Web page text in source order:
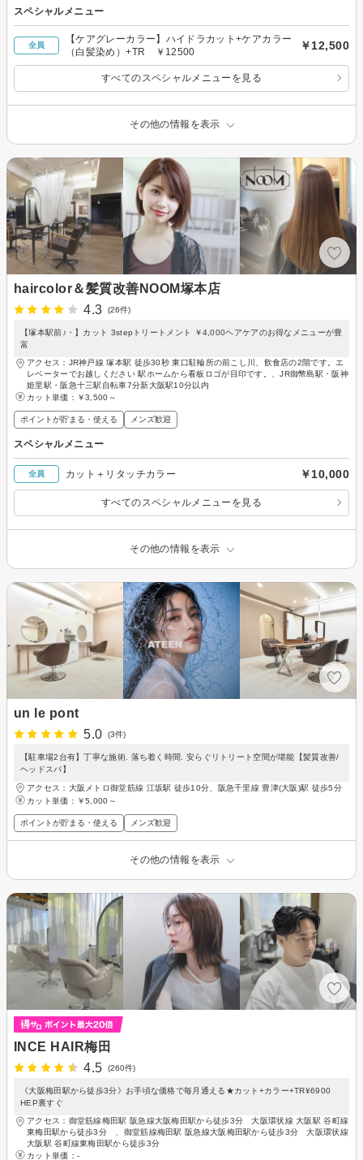
スペシャルメニュー
全員
【ケアグレーカラー】ハイドラカット+ケアカラー
（白髪染め）+TR ￥12500
￥12,500
すべてのスペシャルメニューを見る
その他の情報を表示
haircolor＆髪質改善NOOM塚本店
4.3
(26件)
【塚本駅前♪・】カット 3stepトリートメント ￥4,000ヘアケアのお得なメニューが豊
富
アクセス：JR神戸線 塚本駅 徒歩30秒 東口駐輪所の前こし川、飲食店の2階です。エ
レベーターでお越しください 駅ホームから看板ロゴが目印です。、JR御幣島駅・阪神
姫里駅・阪急十三駅自転車7分新大阪駅10分以内
カット単価： ￥3,500～
ポイントが貯まる・使える メンズ歓迎
スペシャルメニュー
全員 カット＋リタッチカラー ￥10,000
すべてのスペシャルメニューを見る
その他の情報を表示
un le pont
5.0
(3件)
【駐車場2台有】丁寧な施術. 落ち着く時間. 安らぐリトリート空間が堪能【髪質改善/
ヘッドスパ】
アクセス：大阪メトロ御堂筋線 江坂駅 徒歩10分、阪急千里線 豊津(大阪)駅 徒歩5分
カット単価： ￥5,000～
ポイントが貯まる・使える メンズ歓迎
その他の情報を表示
INCE HAIR梅田
4.5
(260件)
《大阪梅田駅から徒歩3分》お手頃な価格で毎月通える★カット+カラー+TR¥6900
HEP裏すぐ
アクセス：御堂筋線梅田駅 阪急線大阪梅田駅から徒歩3分 大阪環状線 大阪駅 谷町線
東梅田駅から徒歩3分 、御堂筋線梅田駅 阪急線大阪梅田駅から徒歩3分 大阪環状線
大阪駅 谷町線東梅田駅から徒歩3分
カット単価： -